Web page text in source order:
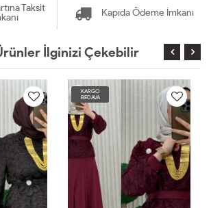
Taksit
Kapıda Ödeme İmkanı
İlginizi Çekebilir
KARGO
BEDAVA